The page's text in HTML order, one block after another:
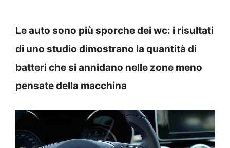
Le auto sono più sporche dei wc: i risultati
di uno studio dimostrano la quantità di
batteri che si annidano nelle zone meno
pensate della macchina